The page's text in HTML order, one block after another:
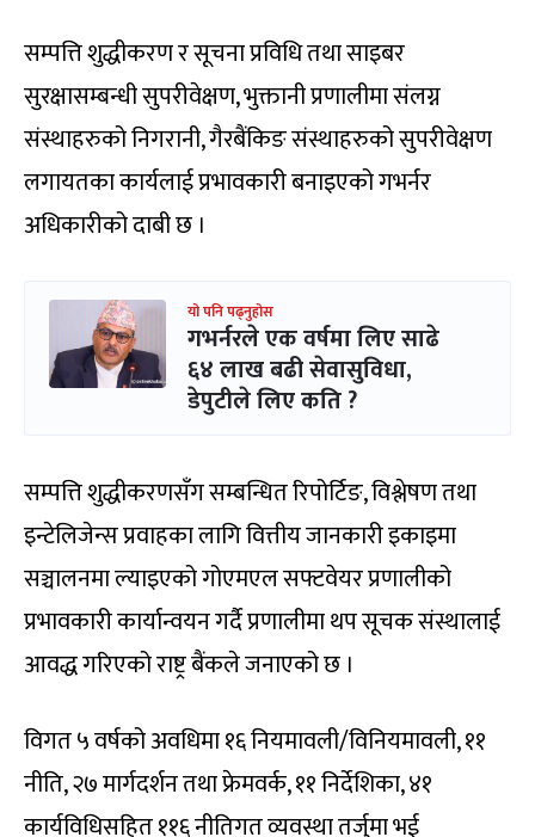
सम्पत्ति शुद्धीकरण र सूचना प्रविधि तथा साइबर
सुरक्षासम्बन्धी सुपरीवेक्षण, भुक्तानी प्रणालीमा संलग्न
संस्थाहरुको निगरानी, गैरबैंकिङ संस्थाहरुको सुपरीवेक्षण
लगायतका कार्यलाई प्रभावकारी बनाइएको गभर्नर
अधिकारीको दाबी छ ।
यो पनि पढ्नुहोस
गभर्नरले एक वर्षमा लिए साढे
६४ लाख बढी सेवासुविधा,
डेपुटीले लिए कति ?
सम्पत्ति शुद्धीकरणसँग सम्बन्धित रिपोर्टिङ, विश्लेषण तथा
इन्टेलिजेन्स प्रवाहका लागि वित्तीय जानकारी इकाइमा
सञ्चालनमा ल्याइएको गोएमएल सफ्टवेयर प्रणालीको
प्रभावकारी कार्यान्वयन गर्दै प्रणालीमा थप सूचक संस्थालाई
आवद्ध गरिएको राष्ट्र बैंकले जनाएको छ ।
विगत ५ वर्षको अवधिमा १६ नियमावली/विनियमावली, ११
नीति, २७ मार्गदर्शन तथा फ्रेमवर्क, ११ निर्देशिका, ४१
कार्यविधिसहित ११६ नीतिगत व्यवस्था तर्जुमा भई